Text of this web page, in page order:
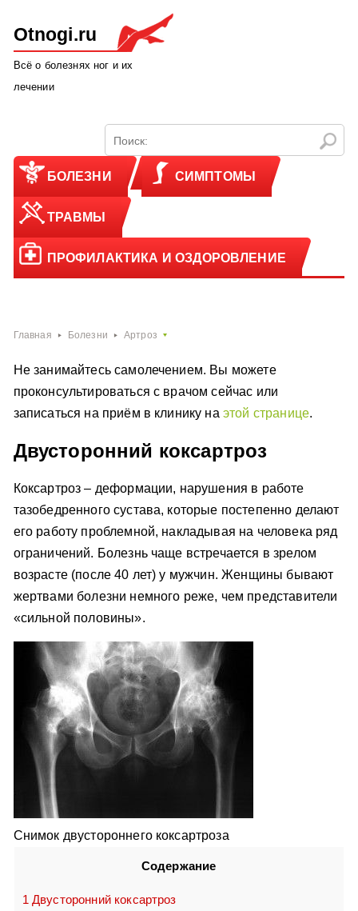
Otnogi.ru
Всё о болезнях ног и их
лечении
БОЛЕЗНИ СИМПТОМЫ
ТРАВМЫ
ПРОФИЛАКТИКА И ОЗДОРОВЛЕНИЕ
Главная Болезни Артроз
Не занимайтесь самолечением. Вы можете
проконсультироваться с врачом сейчас или
записаться на приём в клинику на этой странице.
Двусторонний коксартроз
Коксартроз – деформации, нарушения в работе
тазобедренного сустава, которые постепенно делают
его работу проблемной, накладывая на человека ряд
ограничений. Болезнь чаще встречается в зрелом
возрасте (после 40 лет) у мужчин. Женщины бывают
жертвами болезни немного реже, чем представители
«сильной половины».
Снимок двустороннего коксартроза
Содержание
1 Двусторонний коксартроз